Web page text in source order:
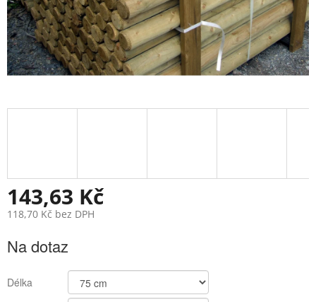
143,63 Kč
118,70 Kč bez DPH
cena:
Na dotaz
Délka